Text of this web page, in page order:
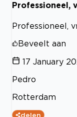
Professioneel,
Professioneel,
Beveelt aan
17 January
Pedro
Rotterdam
delen